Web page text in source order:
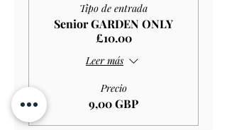
Tipo de entrada
Senior GARDEN ONLY
£10.00
Leer más
Precio
9,00 GBP